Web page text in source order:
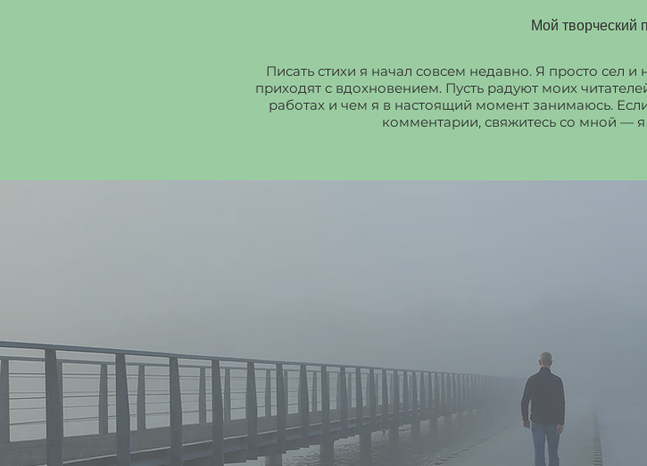
Мой творческий
Писать стихи я начал совсем недавно. Я просто сел
приходят с вдохновением. Пусть радуют моих
работах и чем я в настоящий момент занимаюсь.
комментарии, свяжитесь со мной — я